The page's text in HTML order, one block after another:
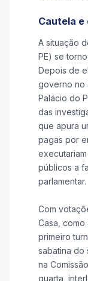
Cautela
A situação
PE) se
Depois de
governo no
Palácio do
das
que apura
pagas por
públicos a
parlamentar.
Com
Casa,
primeiro
sabatina do
na
quarta,